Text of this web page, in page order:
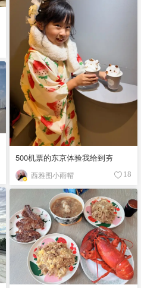
500机票的东京体验我给到夯
西雅图小雨帽 18